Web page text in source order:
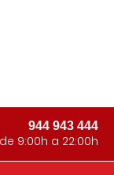
944 943 444
9:00h a 22:00h